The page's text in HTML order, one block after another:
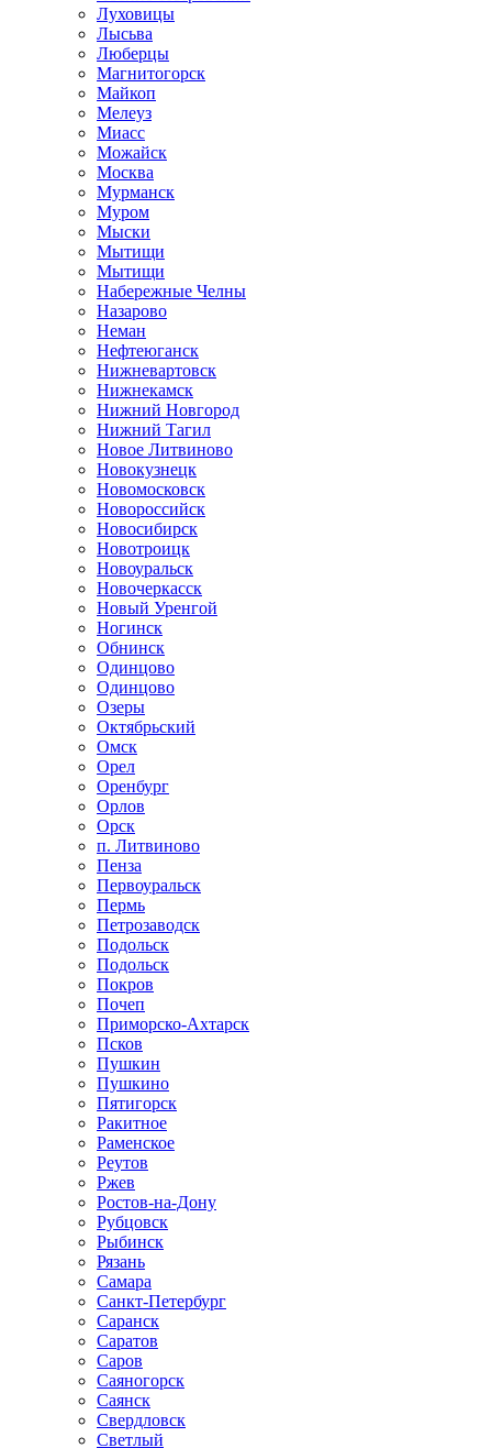
Луховицы
Лысьва
Люберцы
Магнитогорск
Майкоп
Мелеуз
Миасс
Можайск
Москва
Мурманск
Муром
Мыски
Мытищи
Мытищи
Набережные Челны
Назарово
Неман
Нефтеюганск
Нижневартовск
Нижнекамск
Нижний Новгород
Нижний Тагил
Новое Литвиново
Новокузнецк
Новомосковск
Новороссийск
Новосибирск
Новотроицк
Новоуральск
Новочеркасск
Новый Уренгой
Ногинск
Обнинск
Одинцово
Одинцово
Озеры
Октябрьский
Омск
Орел
Оренбург
Орлов
Орск
п. Литвиново
Пенза
Первоуральск
Пермь
Петрозаводск
Подольск
Подольск
Покров
Почеп
Приморско-Ахтарск
Псков
Пушкин
Пушкино
Пятигорск
Ракитное
Раменское
Реутов
Ржев
Ростов-на-Дону
Рубцовск
Рыбинск
Рязань
Самара
Санкт-Петербург
Саранск
Саратов
Саров
Саяногорск
Саянск
Свердловск
Светлый